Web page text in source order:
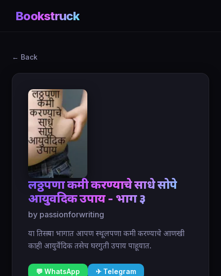
Bookstruck
← Back
लठ्ठपणा कमी करण्याचे साधे सोपे
आयुर्वेदिक उपाय - भाग ३
by passionforwriting
या तिसऱ्या भागात आपण स्थूलपणा कमी करण्याचे आणखी
काही आयुर्वेदिक तसेच घरगुती उपाय पाहूयात.
💬 WhatsApp ✈ Telegram